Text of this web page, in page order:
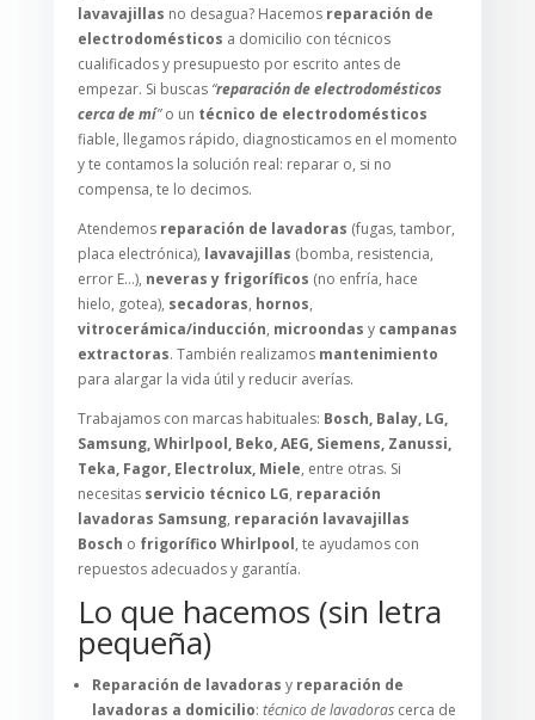
lavavajillas no desagua? Hacemos reparación de
electrodomésticos a domicilio con técnicos
cualificados y presupuesto por escrito antes de
empezar. Si buscas “reparación de electrodomésticos
cerca de mí”o un técnico de electrodomésticos
fiable, llegamos rápido, diagnosticamos en el momento
y te contamos la solución real: reparar o, si no
compensa, te lo decimos.
Atendemos reparación de lavadoras (fugas, tambor,
placa electrónica), lavavajillas (bomba, resistencia,
error E…), neveras y frigoríficos (no enfría, hace
hielo, gotea), secadoras, hornos,
vitrocerámica/inducción, microondas y campanas
extractoras. También realizamos mantenimiento
para alargar la vida útil y reducir averías.
Trabajamos con marcas habituales: Bosch, Balay, LG,
Samsung, Whirlpool, Beko, AEG, Siemens, Zanussi,
Teka, Fagor, Electrolux, Miele, entre otras. Si
necesitas servicio técnico LG, reparación
lavadoras Samsung, reparación lavavajillas
Bosch o frigorífico Whirlpool, te ayudamos con
repuestos adecuados y garantía.
Lo que hacemos (sin letra
pequeña)
Reparación de lavadoras y reparación de
lavadoras a domicilio: técnico de lavadorascerca de